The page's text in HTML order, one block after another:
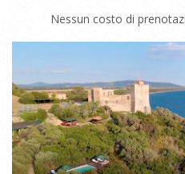
Nessun costo di